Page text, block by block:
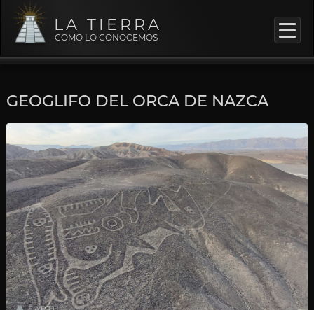
LA TIERRA
COMO LO CONOCEMOS
GEOGLIFO DEL ORCA DE NAZCA